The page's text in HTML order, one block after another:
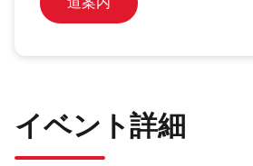
道案内
イベント詳細